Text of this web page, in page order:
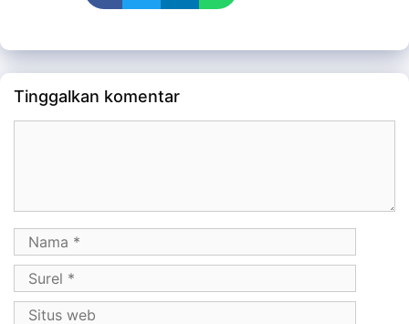
Tinggalkan komentar
Nama
Surel
Situs